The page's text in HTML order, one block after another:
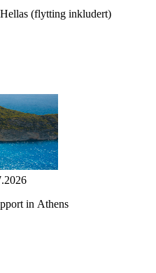
(flytting inkludert)
in Athens